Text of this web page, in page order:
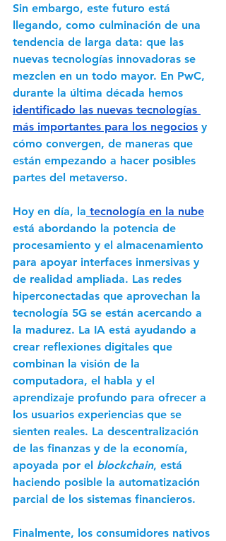
Sin embargo, este futuro está
llegando, como culminación de una
tendencia de larga data: que las
nuevas tecnologías innovadoras se
mezclen en un todo mayor. En PwC,
durante la última década hemos
identificado las nuevas tecnologías
más importantes para los negocios y
cómo convergen, de maneras que
están empezando a hacer posibles
partes del metaverso.
Hoy en día, la tecnología en la nube
está abordando la potencia de
procesamiento y el almacenamiento
para apoyar interfaces inmersivas y
de realidad ampliada. Las redes
hiperconectadas que aprovechan la
tecnología 5G se están acercando a
la madurez. La IA está ayudando a
crear reflexiones digitales que
combinan la visión de la
computadora, el habla y el
aprendizaje profundo para ofrecer a
los usuarios experiencias que se
sienten reales. La descentralización
de las finanzas y de la economía,
apoyada por el blockchain, está
haciendo posible la automatización
parcial de los sistemas financieros.
Finalmente, los consumidores nativos